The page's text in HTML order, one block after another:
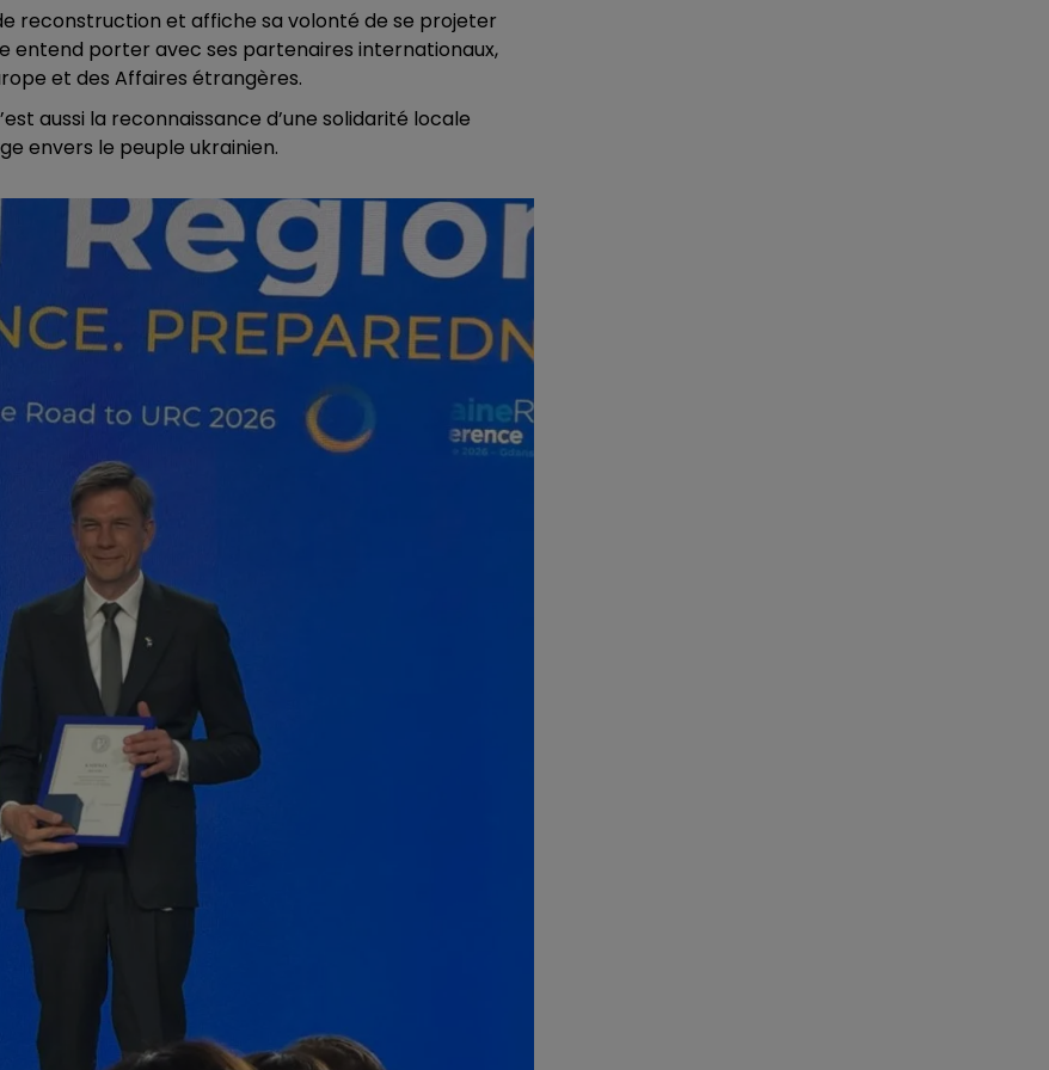
reconstruction et affiche sa volonté de se projeter
entend porter avec ses partenaires internationaux,
et des Affaires étrangères.
aussi la reconnaissance d’une solidarité locale
envers le peuple ukrainien.